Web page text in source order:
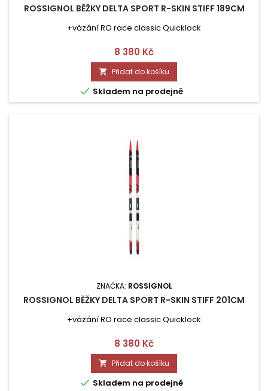
ROSSIGNOL BĚŽKY DELTA SPORT R-SKIN STIFF 189CM
+vázání RO race classic Quicklock
Cena
8 380 Kč
 Přidat do košíku
 Skladem na prodejně
ZNAČKA: ROSSIGNOL
ROSSIGNOL BĚŽKY DELTA SPORT R-SKIN STIFF 201CM
+vázání RO race classic Quicklock
Cena
8 380 Kč
 Přidat do košíku
 Skladem na prodejně